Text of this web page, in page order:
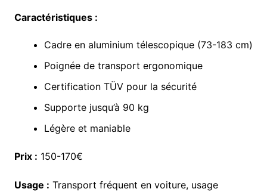
Caractéristiques :
Cadre en aluminium télescopique (73-183 cm)
Poignée de transport ergonomique
Certification TÜV pour la sécurité
Supporte jusqu’à 90 kg
Légère et maniable
Prix : 150-170€
Usage : Transport fréquent en voiture, usage